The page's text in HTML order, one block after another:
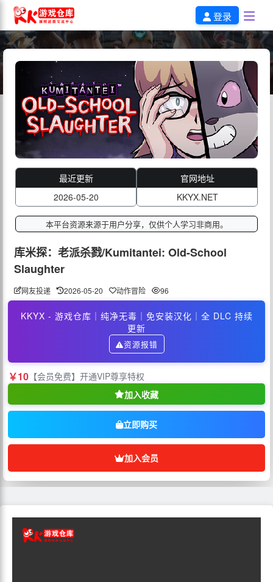
登录
最近更新
2026-05-20
官网地址
KKYX.NET
本平台资源来源于用户分享，仅供个人学习非商用。
库米探：老派杀戮/Kumitantei: Old-School
Slaughter
网友投递 2026-05-20 动作冒险 96
KKYX - 游戏仓库｜纯净无毒｜免安装汉化｜全 DLC 持续
更新
资源报错
￥10 【会员免费】开通VIP尊享特权
加入收藏
立即购买
加入会员